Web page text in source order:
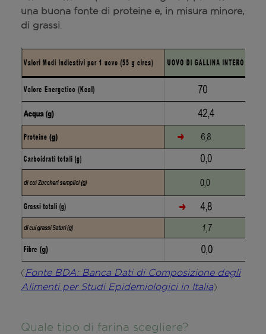
una buona fonte di proteine e, in misura minore,
di grassi
(Fonte BDA: Banca Dati di Composizione degli
Alimenti per Studi Epidemiologici in Italia)
Quale tipo di farina scegliere?